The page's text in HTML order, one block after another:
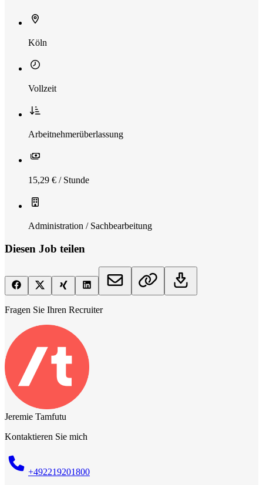
Köln
Vollzeit
Arbeitnehmerüberlassung
15,29 € / Stunde
Administration / Sachbearbeitung
Diesen Job teilen
Fragen Sie Ihren Recruiter
Jeremie Tamfutu
Kontaktieren Sie mich
+492219201800